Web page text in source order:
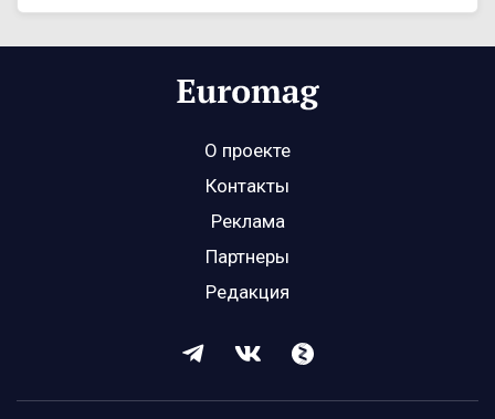
О проекте
Контакты
Реклама
Партнеры
Редакция